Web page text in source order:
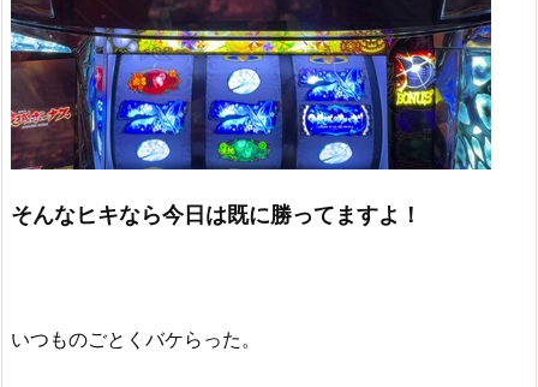
そんなヒキなら今日は既に勝ってますよ！
いつものごとくバケらった。